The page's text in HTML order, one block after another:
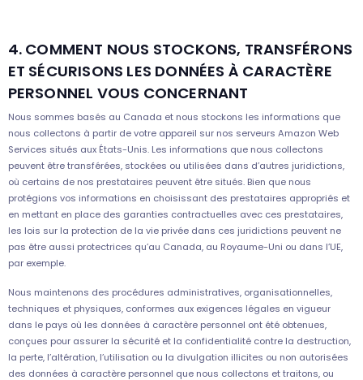
4. COMMENT NOUS STOCKONS, TRANSFÉRONS
ET SÉCURISONS LES DONNÉES À CARACTÈRE
PERSONNEL VOUS CONCERNANT
Nous sommes basés au Canada et nous stockons les informations que
nous collectons à partir de votre appareil sur nos serveurs Amazon Web
Services situés aux États-Unis. Les informations que nous collectons
peuvent être transférées, stockées ou utilisées dans d’autres juridictions,
où certains de nos prestataires peuvent être situés. Bien que nous
protégions vos informations en choisissant des prestataires appropriés et
en mettant en place des garanties contractuelles avec ces prestataires,
les lois sur la protection de la vie privée dans ces juridictions peuvent ne
pas être aussi protectrices qu’au Canada, au Royaume-Uni ou dans l’UE,
par exemple.
Nous maintenons des procédures administratives, organisationnelles,
techniques et physiques, conformes aux exigences légales en vigueur
dans le pays où les données à caractère personnel ont été obtenues,
conçues pour assurer la sécurité et la confidentialité contre la destruction,
la perte, l’altération, l’utilisation ou la divulgation illicites ou non autorisées
des données à caractère personnel que nous collectons et traitons, ou